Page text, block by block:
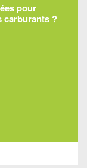
pour
carburants ?